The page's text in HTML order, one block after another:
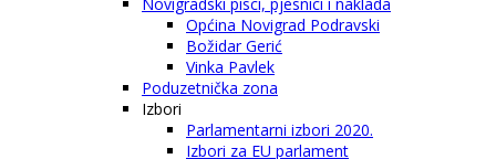
Općina Novigrad Podravski
Božidar Gerić
Vinka Pavlek
Poduzetnička zona
Izbori
Parlamentarni izbori 2020.
Izbori za EU parlament